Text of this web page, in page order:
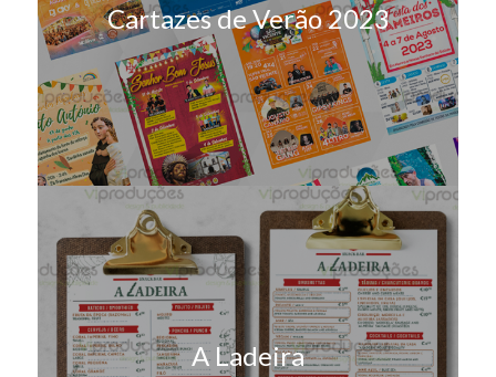
Cartazes de Verão 2023
A Ladeira